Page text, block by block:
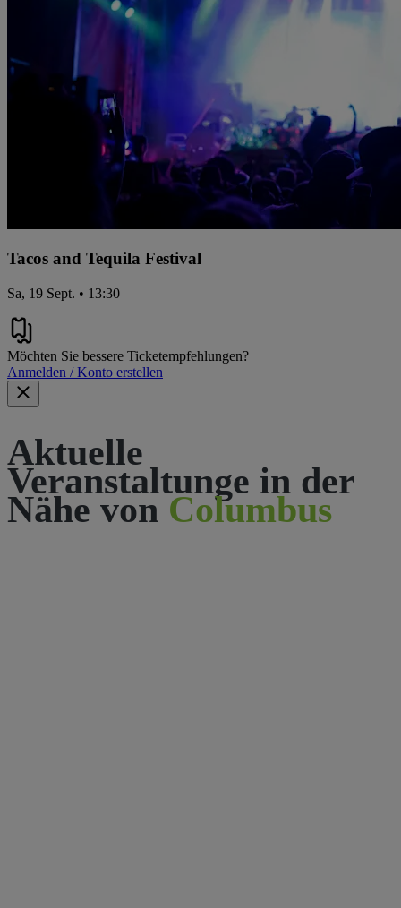
Tacos and Tequila Festival
Sa, 19 Sept. • 13:30
Möchten Sie bessere Ticketempfehlungen?
Anmelden / Konto erstellen
Aktuelle
Veranstaltunge in der
Nähe von Columbus